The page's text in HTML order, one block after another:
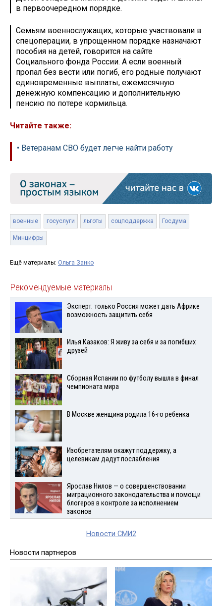
в первоочередном порядке.
Семьям военнослужащих, которые участвовали в
спецоперации, в упрощенном порядке назначают
пособия на детей, говорится на сайте
Социального фонда России. А если военный
пропал без вести или погиб, его родные получают
единовременные выплаты, ежемесячную
денежную компенсацию и дополнительную
пенсию по потере кормильца.
Читайте также:
• Ветеранам СВО будет легче найти работу
военные госуслуги льготы соцподдержка Госдума
Минцифры
Ещё материалы: Ольга Занко
Рекомендуемые материалы
Эксперт: только Россия может дать Африке
возможность защитить себя
Илья Казаков: Я живу за себя и за погибших
друзей
Сборная Испании по футболу вышла в финал
чемпионата мира
В Москве женщина родила 16-го ребенка
Изобретателям окажут поддержку, а
целевикам дадут послабления
Ярослав Нилов — о совершенствовании
миграционного законодательства и помощи
блогеров в контроле за исполнением
законов
Новости СМИ2
Новости партнеров